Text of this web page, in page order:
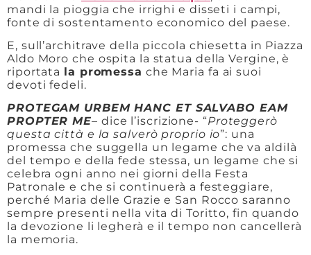
mandi la pioggia che irrighi e disseti i campi,
fonte di sostentamento economico del paese.
E, sull’architrave della piccola chiesetta in Piazza
Aldo Moro che ospita la statua della Vergine, è
riportata la promessa che Maria fa ai suoi
devoti fedeli.
PROTEGAM URBEM HANC ET SALVABO EAM
PROPTER ME– dice l’iscrizione- “Proteggerò
questa città e la salverò proprio io”: una
promessa che suggella un legame che va aldilà
del tempo e della fede stessa, un legame che si
celebra ogni anno nei giorni della Festa
Patronale e che si continuerà a festeggiare,
perché Maria delle Grazie e San Rocco saranno
sempre presenti nella vita di Toritto, fin quando
la devozione li legherà e il tempo non cancellerà
la memoria.